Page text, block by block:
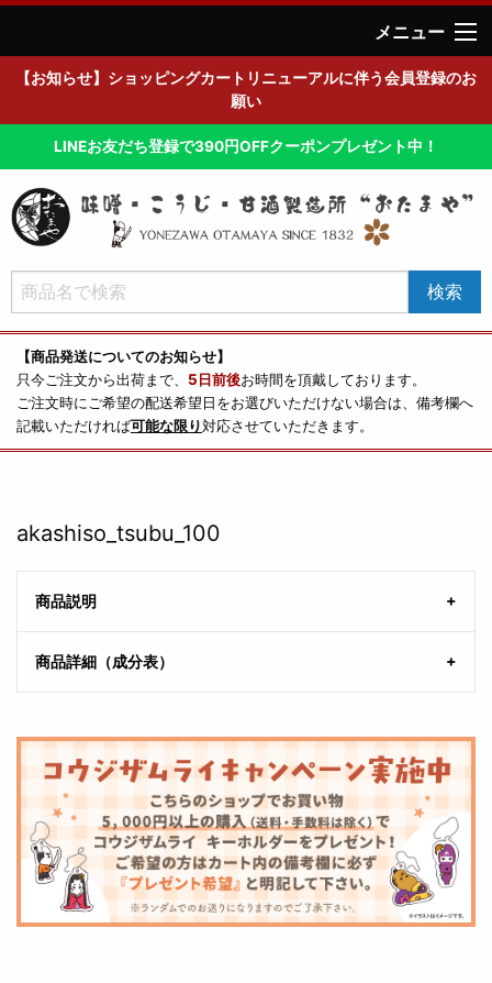
メニュー
【お知らせ】ショッピングカートリニューアルに伴う会員登録のお
願い
LINEお友だち登録で390円OFFクーポンプレゼント中！
【商品発送についてのお知らせ】
只今ご注文から出荷まで、 5日前後お時間を頂戴しております。
ご注文時にご希望の配送希望日をお選びいただけない場合は、備考欄へ
記載いただければ可能な限り対応させていただきます。
akashiso_tsubu_100
商品説明
商品詳細（成分表）